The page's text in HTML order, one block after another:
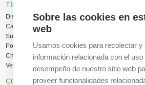
Sobre las cookies en
web
Usamos cookies para recolectar y
información relacionada con el uso
desempeño de nuestro sitio web
proveer funcionalidades
TIENDA ONLINE
Diseña en línea ahora
Camisetas personalizadas
Sudaderas personalizadas
Polos personalizados
Chaquetas Softshell
Ver todas las categorías
CONTACTO